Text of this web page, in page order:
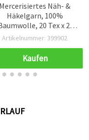
Mercerisiertes Näh- &
Häkelgarn, 100%
20 Tex x 2,
Lila – 1000 m
Artikelnummer: 399902
Kaufen